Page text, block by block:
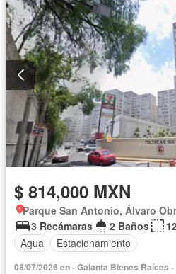
$ 814,000 MXN
Parque San Antonio, Álvaro
3 Recámaras
2 Baños
Agua
Estacionamiento
08/07/2026 en - Galanta Bienes Raíces